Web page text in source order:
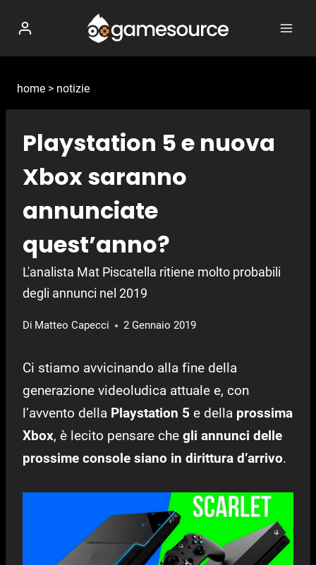
contenuto
home > notizie
Playstation 5 e nuova
Xbox saranno
annunciate
quest’anno?
L'analista Mat Piscatella ritiene molto probabili
degli annunci nel 2019
Di Matteo Capecci 2 Gennaio 2019
Ci stiamo avvicinando alla fine della
generazione videoludica attuale e, con
l’avvento della Playstation 5 e della prossima
Xbox, è lecito pensare che gli annunci delle
prossime console siano in dirittura d’arrivo.